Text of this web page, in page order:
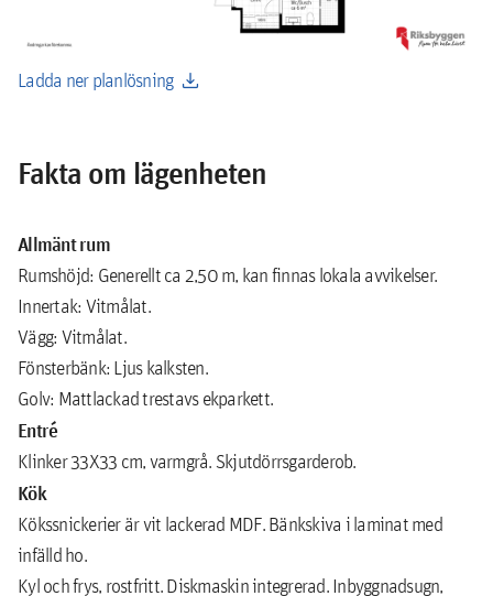
Ladda ner planlösning download
Fakta om lägenheten
Allmänt rum
Rumshöjd: Generellt ca 2,50 m, kan finnas lokala avvikelser.
Innertak: Vitmålat.
Vägg: Vitmålat.
Fönsterbänk: Ljus kalksten.
Golv: Mattlackad trestavs ekparkett.
Entré
Klinker 33X33 cm, varmgrå. Skjutdörrsgarderob.
Kök
Kökssnickerier är vit lackerad MDF. Bänkskiva i laminat med
infälld ho.
Kyl och frys, rostfritt. Diskmaskin integrerad. Inbyggnadsugn,